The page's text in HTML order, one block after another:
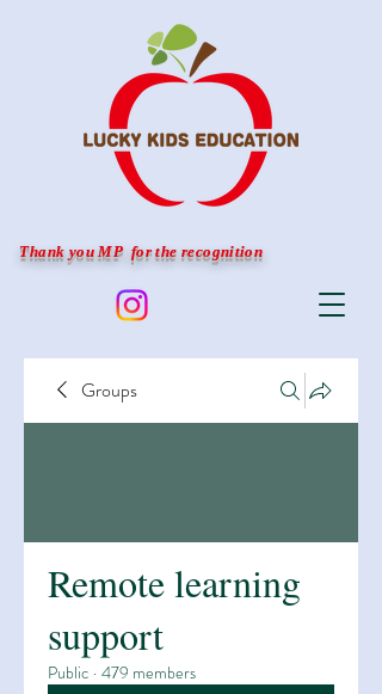
Thank you MP for the recognition
Groups
Remote learning
support
Public · 479 members